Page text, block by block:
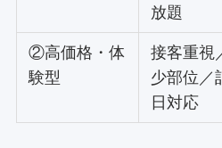
放題
②高価格・体
験型
接客重視
少部位／
日対応